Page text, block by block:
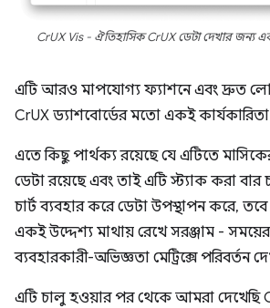
CrUX Vis - ঐতিহাসিক CrUX ডেটা দেখার জন্য
এটি আরও মাপযোগ্য ফ্যাশনে এবং দ্রুত
CrUX ড্যাশবোর্ডের মতো একই কার্যকারিতা
এতে কিছু পার্থক্য রয়েছে যে এটিতে
ডেটা রয়েছে এবং তাই এটি স্ট্যাক করা বার
চার্ট ব্যবহার করে ডেটা উপস্থাপন করে,
একই উদ্দেশ্য মাথায় রেখে সরঞ্জাম -
ব্যবহারকারী-অভিজ্ঞতা মেট্রিক্সে পরিবর্তন
এটি চালু হওয়ার পর থেকে আমরা দেখেছি